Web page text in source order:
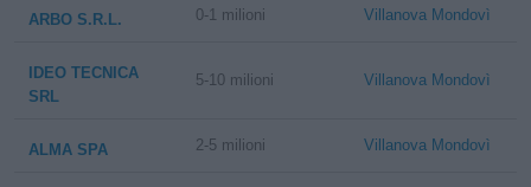
ARBO S.R.L. 0-1 milioni Villanova Mondovì
IDEO TECNICA
SRL
5-10 milioni Villanova Mondovì
ALMA SPA 2-5 milioni Villanova Mondovì